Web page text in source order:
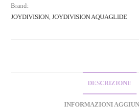
Brand:
JOYDIVISION,JOYDIVISION AQUAGLIDE
DESCRIZIONE
INFORMAZIONI